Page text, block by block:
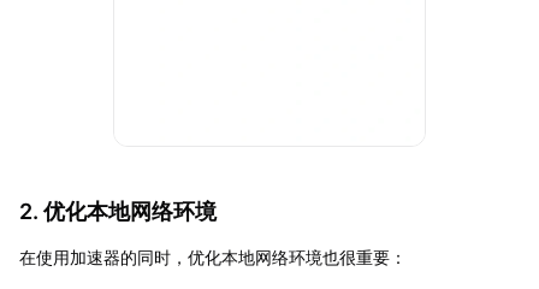
2. 优化本地网络环境
在使用加速器的同时，优化本地网络环境也很重要：